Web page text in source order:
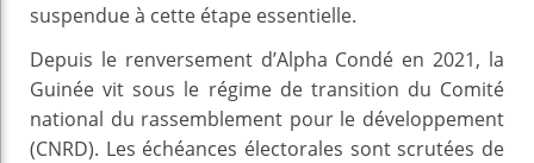
suspendue à cette étape essentielle.
Depuis le renversement d’Alpha Condé en 2021, la
Guinée vit sous le régime de transition du Comité
national du rassemblement pour le développement
(CNRD). Les échéances électorales sont scrutées de